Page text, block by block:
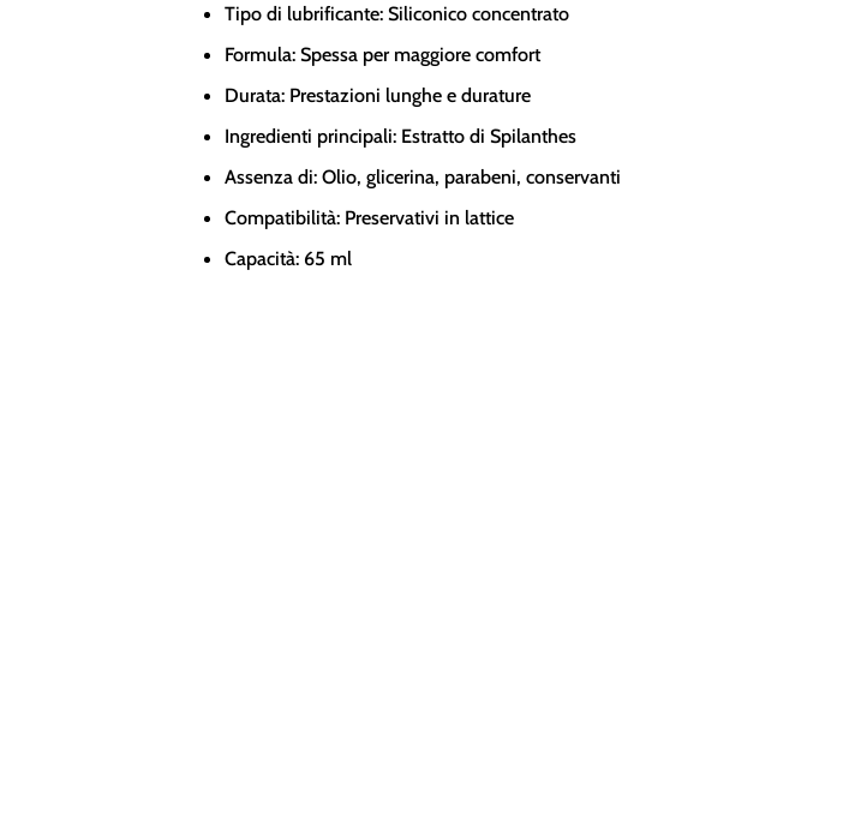
Tipo di lubrificante: Siliconico concentrato
Formula: Spessa per maggiore comfort
Durata: Prestazioni lunghe e durature
Ingredienti principali: Estratto di Spilanthes
Assenza di: Olio, glicerina, parabeni, conservanti
Compatibilità: Preservativi in lattice
Capacità: 65 ml